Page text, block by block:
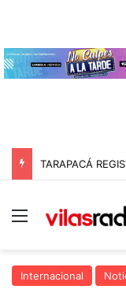
Menú
Internacional